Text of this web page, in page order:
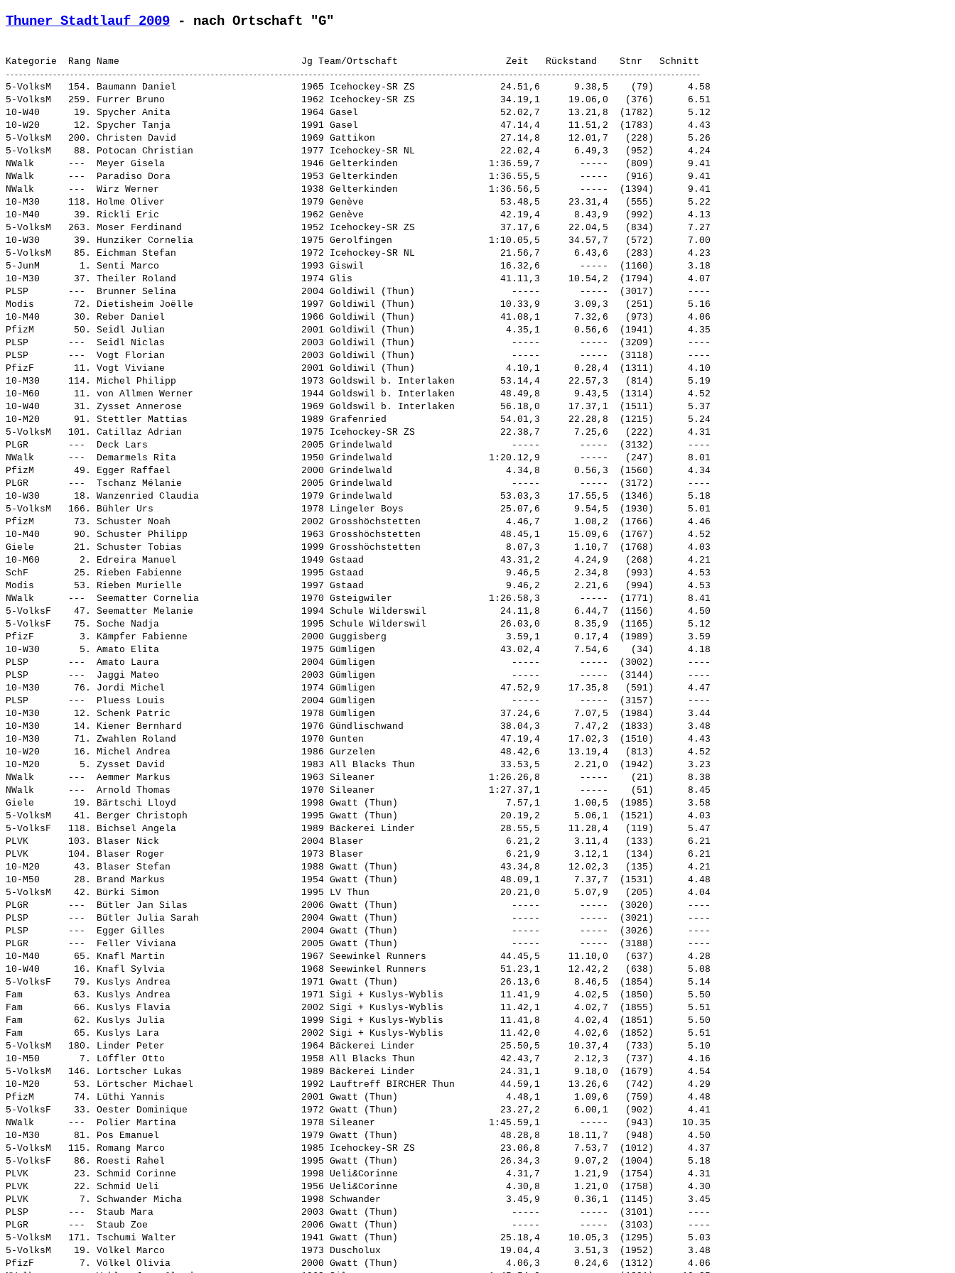
Thuner Stadtlauf 2009 - nach Ortschaft "G"
5-VolksM   154. Baumann Daniel
1965 Icehockey-SR ZS               24.51,6      9.38,5    (79)      4.58
5-VolksM   259. Furrer Bruno
1962 Icehockey-SR ZS               34.19,1     19.06,0   (376)      6.51
10-W40      19. Spycher Anita
1964 Gasel                         52.02,7     13.21,8  (1782)      5.12
10-W20      12. Spycher Tanja
1991 Gasel                         47.14,4     11.51,2  (1783)      4.43
5-VolksM   200. Christen David
1969 Gattikon                      27.14,8     12.01,7   (228)      5.26
5-VolksM    88. Potocan Christian
1977 Icehockey-SR NL               22.02,4      6.49,3   (952)      4.24
NWalk      --- Meyer Gisela
1946 Gelterkinden                1:36.59,7       -----   (809)      9.41
NWalk      --- Paradiso Dora
1953 Gelterkinden                1:36.55,5       -----   (916)      9.41
NWalk      --- Wirz Werner
1938 Gelterkinden                1:36.56,5       -----  (1394)      9.41
10-M30     118. Holme Oliver
1979 Genève                        53.48,5     23.31,4   (555)      5.22
10-M40      39. Rickli Eric
1962 Genève                        42.19,4      8.43,9   (992)      4.13
5-VolksM   263. Moser Ferdinand
1952 Icehockey-SR ZS               37.17,6     22.04,5   (834)      7.27
10-W30      39. Hunziker Cornelia
1975 Gerolfingen                 1:10.05,5     34.57,7   (572)      7.00
5-VolksM    85. Eichman Stefan
1972 Icehockey-SR NL               21.56,7      6.43,6   (283)      4.23
5-JunM       1. Senti Marco
1993 Giswil                        16.32,6       -----  (1160)      3.18
10-M30      37. Theiler Roland
1974 Glis                          41.11,3     10.54,2  (1794)      4.07
PLSP       --- Brunner Selina
2004 Goldiwil (Thun)                 -----       -----  (3017)      ----
Modis       72. Dietisheim Joëlle
1997 Goldiwil (Thun)               10.33,9      3.09,3   (251)      5.16
10-M40      30. Reber Daniel
1966 Goldiwil (Thun)               41.08,1      7.32,6   (973)      4.06
PfizM       50. Seidl Julian
2001 Goldiwil (Thun)                4.35,1      0.56,6  (1941)      4.35
PLSP       --- Seidl Niclas
2003 Goldiwil (Thun)                 -----       -----  (3209)      ----
PLSP       --- Vogt Florian
2003 Goldiwil (Thun)                 -----       -----  (3118)      ----
PfizF       11. Vogt Viviane
2001 Goldiwil (Thun)                4.10,1      0.28,4  (1311)      4.10
10-M30     114. Michel Philipp
1973 Goldswil b. Interlaken        53.14,4     22.57,3   (814)      5.19
10-M60      11. von Allmen Werner
1944 Goldswil b. Interlaken        48.49,8      9.43,5  (1314)      4.52
10-W40      31. Zysset Annerose
1969 Goldswil b. Interlaken        56.18,0     17.37,1  (1511)      5.37
10-M20      91. Stettler Mattias
1989 Grafenried                    54.01,3     22.28,8  (1215)      5.24
5-VolksM   101. Catillaz Adrian
1975 Icehockey-SR ZS               22.38,7      7.25,6   (222)      4.31
PLGR       --- Deck Lars
2005 Grindelwald                     -----       -----  (3132)      ----
NWalk      --- Demarmels Rita
1950 Grindelwald                 1:20.12,9       -----   (247)      8.01
PfizM       49. Egger Raffael
2000 Grindelwald                    4.34,8      0.56,3  (1560)      4.34
PLGR       --- Tschanz Mélanie
2005 Grindelwald                     -----       -----  (3172)      ----
10-W30      18. Wanzenried Claudia
1979 Grindelwald                   53.03,3     17.55,5  (1346)      5.18
5-VolksM   166. Bühler Urs
1978 Lingeler Boys                 25.07,6      9.54,5  (1930)      5.01
PfizM       73. Schuster Noah
2002 Grosshöchstetten               4.46,7      1.08,2  (1766)      4.46
10-M40      90. Schuster Philipp
1963 Grosshöchstetten              48.45,1     15.09,6  (1767)      4.52
Giele       21. Schuster Tobias
1999 Grosshöchstetten               8.07,3      1.10,7  (1768)      4.03
10-M60       2. Edreira Manuel
1949 Gstaad                        43.31,2      4.24,9   (268)      4.21
SchF        25. Rieben Fabienne
1995 Gstaad                         9.46,5      2.34,8   (993)      4.53
Modis       53. Rieben Murielle
1997 Gstaad                         9.46,2      2.21,6   (994)      4.53
NWalk      --- Seematter Cornelia
1970 Gsteigwiler                 1:26.58,3       -----  (1771)      8.41
5-VolksF    47. Seematter Melanie
1994 Schule Wilderswil             24.11,8      6.44,7  (1156)      4.50
5-VolksF    75. Soche Nadja
1995 Schule Wilderswil             26.03,0      8.35,9  (1165)      5.12
PfizF        3. Kämpfer Fabienne
2000 Guggisberg                     3.59,1      0.17,4  (1989)      3.59
10-W30       5. Amato Elita
1975 Gümligen                      43.02,4      7.54,6    (34)      4.18
PLSP       --- Amato Laura
2004 Gümligen                        -----       -----  (3002)      ----
PLSP       --- Jaggi Mateo
2003 Gümligen                        -----       -----  (3144)      ----
10-M30      76. Jordi Michel
1974 Gümligen                      47.52,9     17.35,8   (591)      4.47
PLSP       --- Pluess Louis
2004 Gümligen                        -----       -----  (3157)      ----
10-M30      12. Schenk Patric
1978 Gümligen                      37.24,6      7.07,5  (1984)      3.44
10-M30      14. Kiener Bernhard
1976 Gündlischwand                 38.04,3      7.47,2  (1833)      3.48
10-M30      71. Zwahlen Roland
1970 Gunten                        47.19,4     17.02,3  (1510)      4.43
10-W20      16. Michel Andrea
1986 Gurzelen                      48.42,6     13.19,4   (813)      4.52
10-M20       5. Zysset David
1983 All Blacks Thun               33.53,5      2.21,0  (1942)      3.23
NWalk      --- Aemmer Markus
1963 Sileaner                    1:26.26,8       -----    (21)      8.38
NWalk      --- Arnold Thomas
1970 Sileaner                    1:27.37,1       -----    (51)      8.45
Giele       19. Bärtschi Lloyd
1998 Gwatt (Thun)                   7.57,1      1.00,5  (1985)      3.58
5-VolksM    41. Berger Christoph
1995 Gwatt (Thun)                  20.19,2      5.06,1  (1521)      4.03
5-VolksF   118. Bichsel Angela
1989 Bäckerei Linder               28.55,5     11.28,4   (119)      5.47
PLVK       103. Blaser Nick
2004 Blaser                         6.21,2      3.11,4   (133)      6.21
PLVK       104. Blaser Roger
1973 Blaser                         6.21,9      3.12,1   (134)      6.21
10-M20      43. Blaser Stefan
1988 Gwatt (Thun)                  43.34,8     12.02,3   (135)      4.21
10-M50      28. Brand Markus
1954 Gwatt (Thun)                  48.09,1      7.37,7  (1531)      4.48
5-VolksM    42. Bürki Simon
1995 LV Thun                       20.21,0      5.07,9   (205)      4.04
PLGR       --- Bütler Jan Silas
2006 Gwatt (Thun)                    -----       -----  (3020)      ----
PLSP       --- Bütler Julia Sarah
2004 Gwatt (Thun)                    -----       -----  (3021)      ----
PLSP       --- Egger Gilles
2004 Gwatt (Thun)                    -----       -----  (3026)      ----
PLGR       --- Feller Viviana
2005 Gwatt (Thun)                    -----       -----  (3188)      ----
10-M40      65. Knafl Martin
1967 Seewinkel Runners             44.45,5     11.10,0   (637)      4.28
10-W40      16. Knafl Sylvia
1968 Seewinkel Runners             51.23,1     12.42,2   (638)      5.08
5-VolksF    79. Kuslys Andrea
1971 Gwatt (Thun)                  26.13,6      8.46,5  (1854)      5.14
Fam         63. Kuslys Andrea
1971 Sigi + Kuslys-Wyblis          11.41,9      4.02,5  (1850)      5.50
Fam         66. Kuslys Flavia
2002 Sigi + Kuslys-Wyblis          11.42,1      4.02,7  (1855)      5.51
Fam         62. Kuslys Julia
1999 Sigi + Kuslys-Wyblis          11.41,8      4.02,4  (1851)      5.50
Fam         65. Kuslys Lara
2002 Sigi + Kuslys-Wyblis          11.42,0      4.02,6  (1852)      5.51
5-VolksM   180. Linder Peter
1964 Bäckerei Linder               25.50,5     10.37,4   (733)      5.10
10-M50       7. Löffler Otto
1958 All Blacks Thun               42.43,7      2.12,3   (737)      4.16
5-VolksM   146. Lörtscher Lukas
1989 Bäckerei Linder               24.31,1      9.18,0  (1679)      4.54
10-M20      53. Lörtscher Michael
1992 Lauftreff BIRCHER Thun        44.59,1     13.26,6   (742)      4.29
PfizM       74. Lüthi Yannis
2001 Gwatt (Thun)                   4.48,1      1.09,6   (759)      4.48
5-VolksF    33. Oester Dominique
1972 Gwatt (Thun)                  23.27,2      6.00,1   (902)      4.41
NWalk      --- Polier Martina
1978 Sileaner                    1:45.59,1       -----   (943)     10.35
10-M30      81. Pos Emanuel
1979 Gwatt (Thun)                  48.28,8     18.11,7   (948)      4.50
5-VolksM   115. Romang Marco
1985 Icehockey-SR ZS               23.06,8      7.53,7  (1012)      4.37
5-VolksF    86. Roesti Rahel
1995 Gwatt (Thun)                  26.34,3      9.07,2  (1004)      5.18
PLVK        23. Schmid Corinne
1998 Ueli&Corinne                   4.31,7      1.21,9  (1754)      4.31
PLVK        22. Schmid Ueli
1956 Ueli&Corinne                   4.30,8      1.21,0  (1758)      4.30
PLVK         7. Schwander Micha
1998 Schwander                      3.45,9      0.36,1  (1145)      3.45
PLSP       --- Staub Mara
2003 Gwatt (Thun)                    -----       -----  (3101)      ----
PLGR       --- Staub Zoe
2006 Gwatt (Thun)                    -----       -----  (3103)      ----
5-VolksM   171. Tschumi Walter
1941 Gwatt (Thun)                  25.18,4     10.05,3  (1295)      5.03
5-VolksM    19. Völkel Marco
1973 Duscholux                     19.04,4      3.51,3  (1952)      3.48
PfizF        7. Völkel Olivia
2000 Gwatt (Thun)                   4.06,3      0.24,6  (1312)      4.06